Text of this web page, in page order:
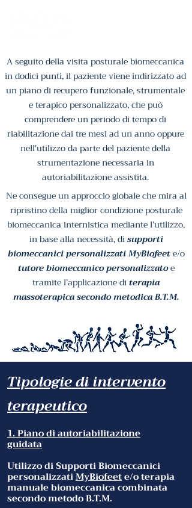
A seguito della visita posturale biomeccanica
in dodici punti, il paziente viene indirizzato ad
un piano di recupero funzionale, strumentale
e terapico personalizzato, che può
comprendere un periodo di tempo di
riabilitazione dai tre mesi ad un anno oppure
nell'utilizzo da parte del paziente della
strumentazione necessaria in
autoriabilitazione assistita.
Ne consegue un approccio globale che mira al
ripristino della miglior condizione posturale
biomeccanica internistica mediante l’utilizzo,
in base alla necessità, disupporti
biomeccanici personalizzati MyBiofeete/o
tutore biomeccanico personalizzatoe
tramite l’applicazione diterapia
massoterapica secondo metodica B.T.M.
Tipologie di intervento
terapeutico
1. Piano di autoriabilitazione
guidata
Utilizzo di Supporti Biomeccanici
personalizzatiMyBiofeete/o terapia
manuale biomeccanica combinata
secondo metodo B.T.M.